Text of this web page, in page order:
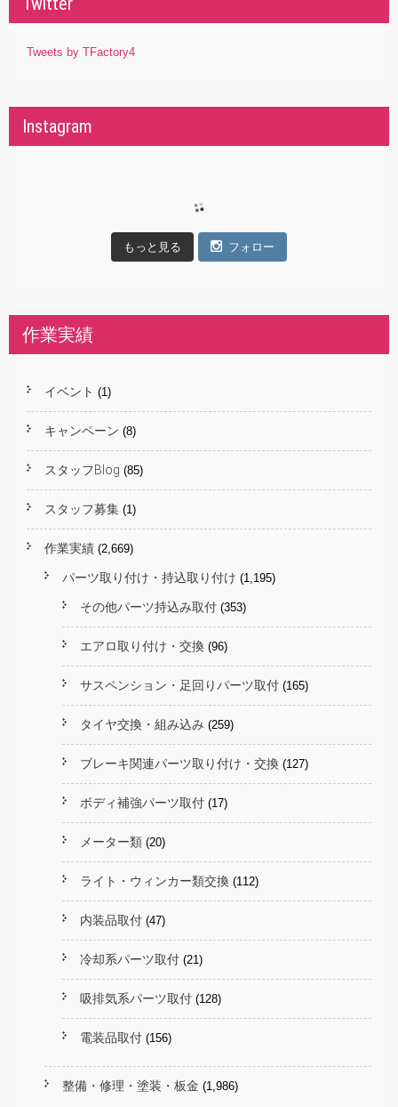
Tweets by TFactory4
Instagram
もっと見る フォロー
作業実績
イベント (1)
キャンペーン (8)
スタッフBlog (85)
スタッフ募集 (1)
作業実績 (2,669)
パーツ取り付け・持込取り付け (1,195)
その他パーツ持込み取付 (353)
エアロ取り付け・交換 (96)
サスペンション・足回りパーツ取付 (165)
タイヤ交換・組み込み (259)
ブレーキ関連パーツ取り付け・交換 (127)
ボディ補強パーツ取付 (17)
メーター類 (20)
ライト・ウィンカー類交換 (112)
内装品取付 (47)
冷却系パーツ取付 (21)
吸排気系パーツ取付 (128)
電装品取付 (156)
整備・修理・塗装・板金 (1,986)